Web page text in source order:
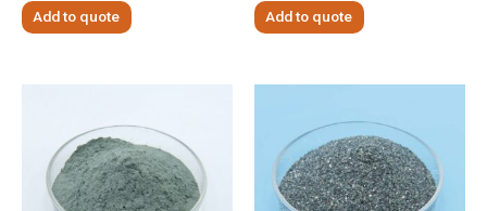
Add to quote Add to quote